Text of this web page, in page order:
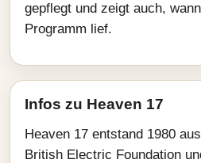
gepflegt und zeigt auch,
Programm lief.
Infos zu Heaven 17
Heaven 17 entstand 1980
British Electric Foundation